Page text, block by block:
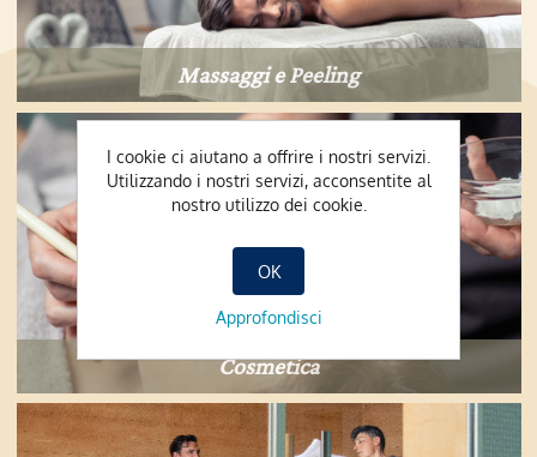
Massaggi e Peeling
Cosmetica
I cookie ci aiutano a offrire i nostri servizi.
Utilizzando i nostri servizi, acconsentite al
nostro utilizzo dei cookie.
OK
Approfondisci